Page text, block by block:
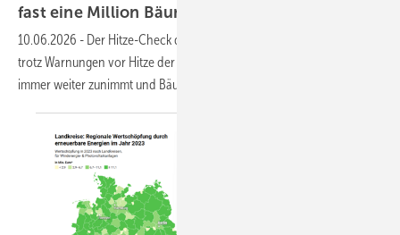
fast eine Million Bäume
10.06.2026 - Der Hitze-Check der deutschen Umwelthilfe zeigt, dass
trotz Warnungen vor Hitze der Versiegelungsgrad in den Kommunen
immer weiter zunimmt und Bäume